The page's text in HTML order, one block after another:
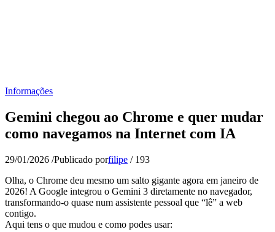
Informações
Gemini chegou ao Chrome e quer mudar
como navegamos na Internet com IA
29/01/2026 /Publicado porfilipe / 193
Olha, o Chrome deu mesmo um salto gigante agora em janeiro de
2026! A Google integrou o Gemini 3 diretamente no navegador,
transformando-o quase num assistente pessoal que “lê” a web
contigo.
Aqui tens o que mudou e como podes usar: